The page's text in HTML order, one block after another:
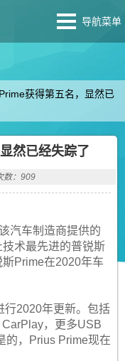
导航菜单
获得第五名，显然已
然已经失踪了
数：909
汽车制造商提供的
术最先进的普锐斯
Prime在2020年车
行2020年更新。包括
，更多USB
的，Prius Prime现在